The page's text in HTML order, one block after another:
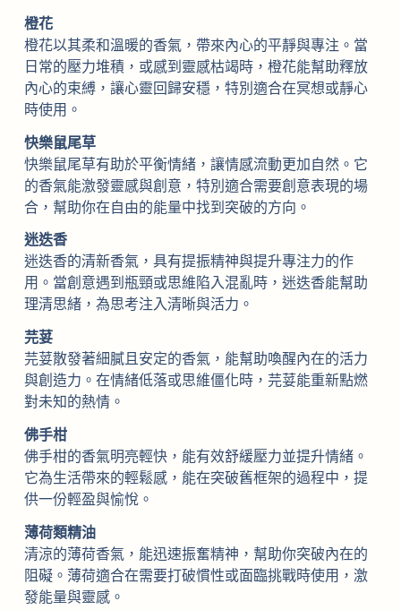
橙花
橙花以其柔和溫暖的香氣，帶來內心的平靜與專注。當
日常的壓力堆積，或感到靈感枯竭時，橙花能幫助釋放
內心的束縛，讓心靈回歸安穩，特別適合在冥想或靜心
時使用。
快樂鼠尾草
快樂鼠尾草有助於平衡情緒，讓情感流動更加自然。它
的香氣能激發靈感與創意，特別適合需要創意表現的場
合，幫助你在自由的能量中找到突破的方向。
迷迭香
迷迭香的清新香氣，具有提振精神與提升專注力的作
用。當創意遇到瓶頸或思維陷入混亂時，迷迭香能幫助
理清思緒，為思考注入清晰與活力。
芫荽
芫荽散發著細膩且安定的香氣，能幫助喚醒內在的活力
與創造力。在情緒低落或思維僵化時，芫荽能重新點燃
對未知的熱情。
佛手柑
佛手柑的香氣明亮輕快，能有效舒緩壓力並提升情緒。
它為生活帶來的輕鬆感，能在突破舊框架的過程中，提
供一份輕盈與愉悅。
薄荷類精油
清涼的薄荷香氣，能迅速振奮精神，幫助你突破內在的
阻礙。薄荷適合在需要打破慣性或面臨挑戰時使用，激
發能量與靈感。